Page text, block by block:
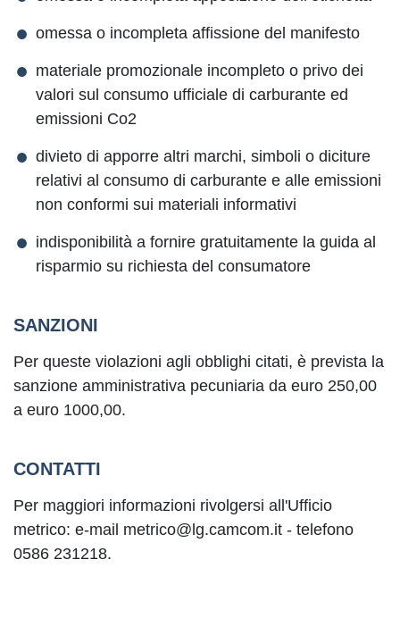
omessa o incompleta affissione del manifesto
materiale promozionale incompleto o privo dei
valori sul consumo ufficiale di carburante ed
emissioni Co2
divieto di apporre altri marchi, simboli o diciture
relativi al consumo di carburante e alle emissioni
non conformi sui materiali informativi
indisponibilità a fornire gratuitamente la guida al
risparmio su richiesta del consumatore
SANZIONI
Per queste violazioni agli obblighi citati, è prevista la
sanzione amministrativa pecuniaria da euro 250,00
a euro 1000,00.
CONTATTI
Per maggiori informazioni rivolgersi all'Ufficio
metrico: e-mail metrico@lg.camcom.it - telefono
0586 231218.